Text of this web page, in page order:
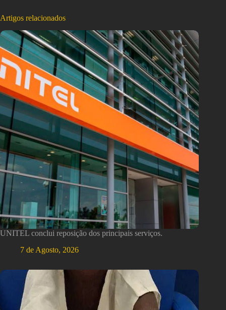
Artigos relacionados
UNITEL conclui reposição dos principais serviços.
7 de Agosto, 2026